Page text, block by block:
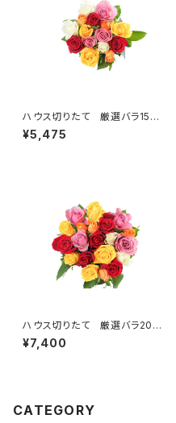
ハウス切りたて 厳選バラ15
本 ＜ご自宅用＞ 【送料無
料】
¥5,475
ハウス切りたて 厳選バラ20
本 ＜ギフト用＞ 【送料無
料】
¥7,400
CATEGORY